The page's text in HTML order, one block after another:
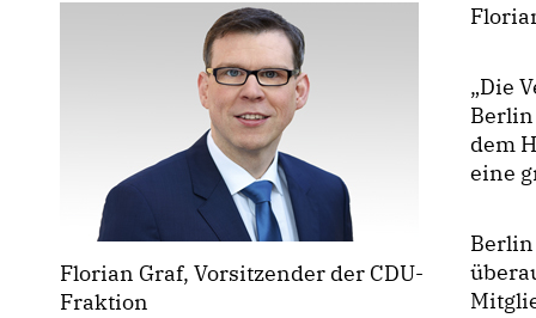
Florian Graf, Vorsitzender der CDU-
Fraktion
Die
Berlin
dem
eine
Berlin